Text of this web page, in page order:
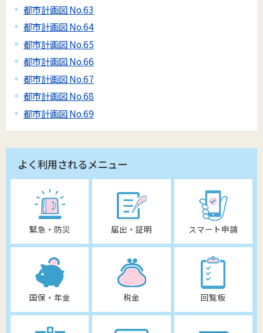
都市計画図 No.63
都市計画図 No.64
都市計画図 No.65
都市計画図 No.66
都市計画図 No.67
都市計画図 No.68
都市計画図 No.69
よく利用されるメニュー
緊急・防災 届出・証明 スマート申請
国保・年金 税金 回覧板